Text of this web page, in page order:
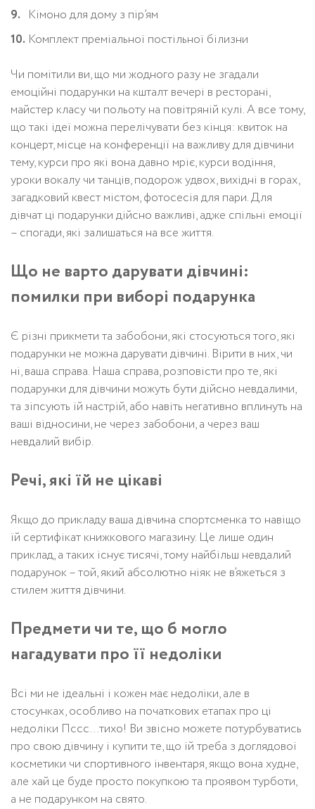
Кімоно для дому з пір’ям
Комплект преміальної постільної білизни
Чи помітили ви, що ми жодного разу не згадали
емоційні подарунки на кшталт вечері в ресторані,
майстер класу чи польоту на повітряній кулі. А все тому,
що такі ідеї можна перелічувати без кінця: квиток на
концерт, місце на конференції на важливу для дівчини
тему, курси про які вона давно мріє, курси водіння,
уроки вокалу чи танців, подорож удвох, вихідні в горах,
загадковий квест містом, фотосесія для пари. Для
дівчат ці подарунки дійсно важливі, адже спільні емоції
– спогади, які залишаться на все життя.
Що не варто дарувати дівчині:
помилки при виборі подарунка
Є різні прикмети та забобони, які стосуються того, які
подарунки не можна дарувати дівчині. Вірити в них, чи
ні, ваша справа. Наша справа, розповісти про те, які
подарунки для дівчини можуть бути дійсно невдалими,
та зіпсують їй настрій, або навіть негативно вплинуть на
ваші відносини, не через забобони, а через ваш
невдалий вибір.
Речі, які їй не цікаві
Якщо до прикладу ваша дівчина спортсменка то навіщо
їй сертифікат книжкового магазину. Це лише один
приклад, а таких існує тисячі, тому найбільш невдалий
подарунок – той, який абсолютно ніяк не в’яжеться з
стилем життя дівчини.
Предмети чи те, що б могло
нагадувати про її недоліки
Всі ми не ідеальні і кожен має недоліки, але в
стосунках, особливо на початкових етапах про ці
недоліки Пссс…тихо! Ви звісно можете потурбуватись
про свою дівчину і купити те, що їй треба з доглядової
косметики чи спортивного інвентаря, якщо вона худне,
але хай це буде просто покупкою та проявом турботи,
а не подарунком на свято.